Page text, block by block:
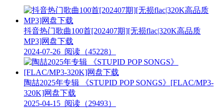
抖音热门歌曲100首[202407期][无损flac|320K高品质
MP3]网盘下载
2024-07-26 阅读（45228）
陶喆2025年专辑 《STUPID POP SONGS》[FLAC/MP3-
320K]网盘下载
2025-04-15 阅读（29493）